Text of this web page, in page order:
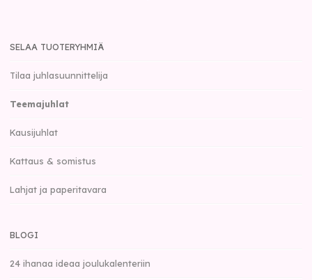
SELAA TUOTERYHMIÄ
Tilaa juhlasuunnittelija
Teemajuhlat
Kausijuhlat
Kattaus & somistus
Lahjat ja paperitavara
BLOGI
24 ihanaa ideaa joulukalenteriin